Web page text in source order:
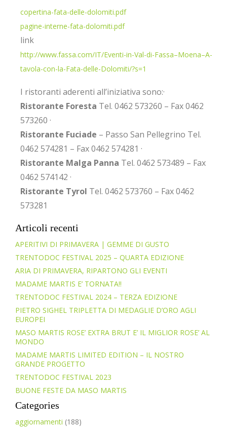
copertina-fata-delle-dolomiti.pdf
pagine-interne-fata-dolomiti.pdf
link
http://www.fassa.com/IT/Eventi-in-Val-di-Fassa–Moena–A-
tavola-con-la-Fata-delle-Dolomiti/?s=1
I ristoranti aderenti all’iniziativa sono:·
Ristorante Foresta Tel. 0462 573260 – Fax 0462
573260 ·
Ristorante Fuciade – Passo San Pellegrino Tel.
0462 574281 – Fax 0462 574281 ·
Ristorante Malga Panna Tel. 0462 573489 – Fax
0462 574142 ·
Ristorante Tyrol Tel. 0462 573760 – Fax 0462
573281
Articoli recenti
APERITIVI DI PRIMAVERA | GEMME DI GUSTO
TRENTODOC FESTIVAL 2025 – QUARTA EDIZIONE
ARIA DI PRIMAVERA, RIPARTONO GLI EVENTI
MADAME MARTIS E’ TORNATA!!
TRENTODOC FESTIVAL 2024 – TERZA EDIZIONE
PIETRO SIGHEL TRIPLETTA DI MEDAGLIE D’ORO AGLI
EUROPEI
MASO MARTIS ROSE’ EXTRA BRUT E’ IL MIGLIOR ROSE’ AL
MONDO
MADAME MARTIS LIMITED EDITION – IL NOSTRO
GRANDE PROGETTO
TRENTODOC FESTIVAL 2023
BUONE FESTE DA MASO MARTIS
Categories
aggiornamenti (188)